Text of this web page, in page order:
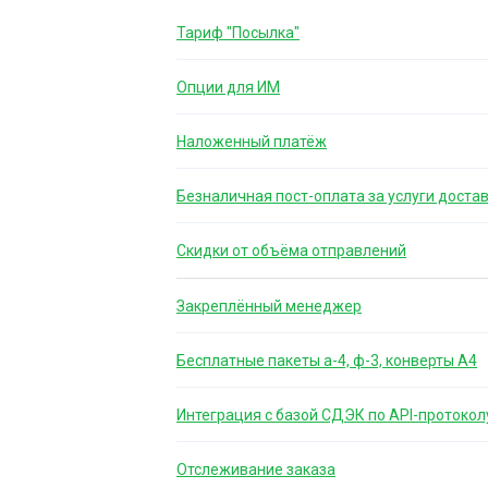
Тариф "Посылка"
Опции для ИМ
Наложенный платёж
Безналичная пост-оплата за услуги
Скидки от объёма отправлений
Закреплённый менеджер
Бесплатные пакеты а-4, ф-3, конверты А4
Интеграция с базой СДЭК по API-
Отслеживание заказа